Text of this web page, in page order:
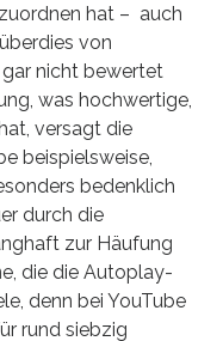
hat – auch
von
nicht bewertet
was hochwertige,
versagt die
beispielsweise,
bedenklich
durch die
zur Häufung
die die Autoplay-
denn bei YouTube
rund siebzig